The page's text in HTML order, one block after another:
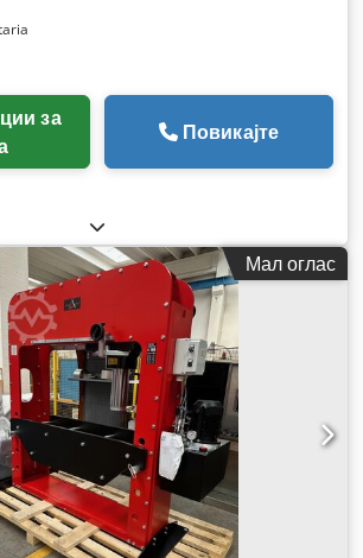
Повикајте
Мал оглас